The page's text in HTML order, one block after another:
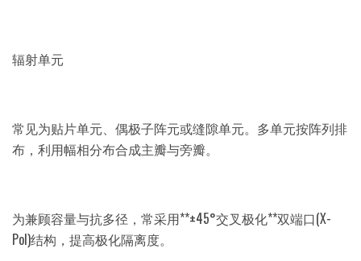
辐射单元
常见为贴片单元、偶极子阵元或缝隙单元。多单元按阵列排
布，利用幅相分布合成主瓣与旁瓣。
为兼顾容量与抗多径，常采用**±45°交叉极化**双端口(X-
Pol)结构，提高极化隔离度。